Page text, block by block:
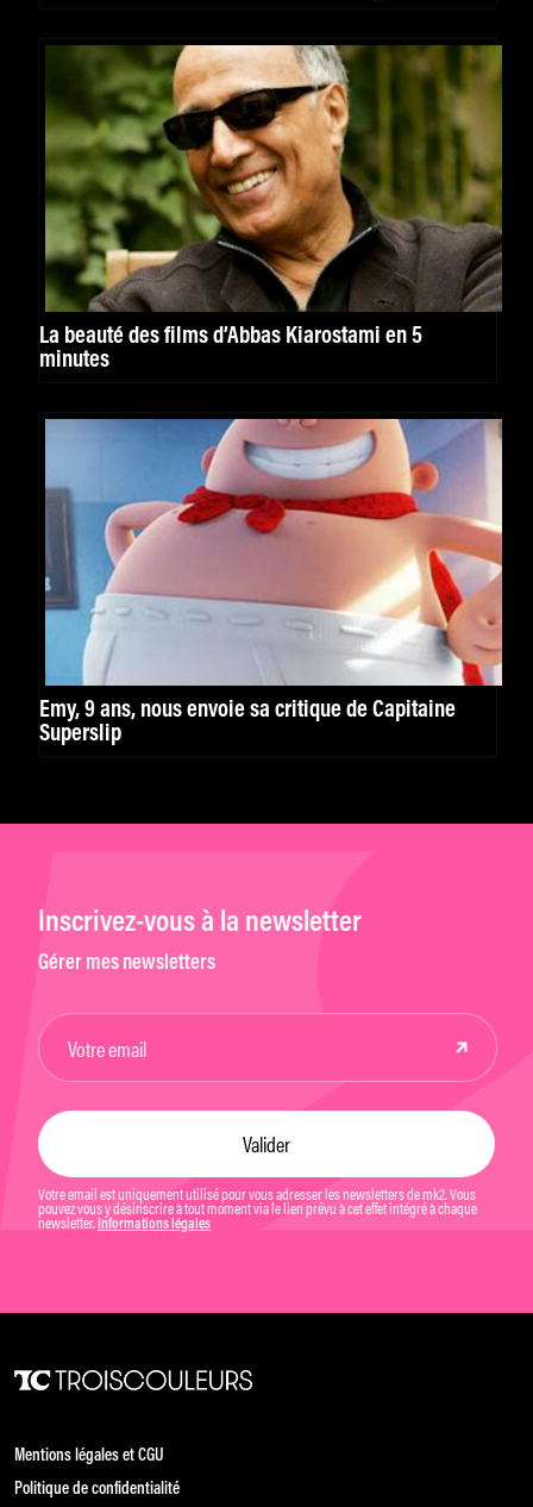
La beauté des films d’Abbas Kiarostami en 5
minutes
Emy, 9 ans, nous envoie sa critique de Capitaine
Superslip
Inscrivez-vous à la newsletter
Gérer mes newsletters
Votre email est uniquement utilisé pour vous adresser les newsletters de mk2. Vous
pouvez vous y désinscrire à tout moment via le lien prévu à cet effet intégré à chaque
newsletter. Informations légales
Mentions légales et CGU
Politique de confidentialité